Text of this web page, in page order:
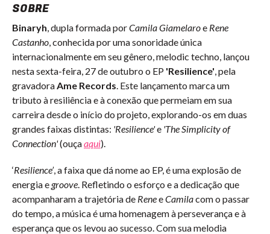
SOBRE
Binaryh, dupla formada porCamila Giamelaroe Rene
Castanho, conhecida por uma sonoridade única
internacionalmente em seu gênero, melodic techno, lançou
nesta sexta-feira, 27 de outubro o EP 'Resilience', pela
gravadoraAme Records. Este lançamento marca um
tributo à resiliência e à conexão que permeiam em sua
carreira desde o início do projeto, explorando-os em duas
grandes faixas distintas: 'Resilience'e 'The Simplicity of
Connection'(ouçaaqui).
‘Resilience’, a faixa que dá nome ao EP, é uma explosão de
energia egroove. Refletindo o esforço e a dedicação que
acompanharam a trajetória de ReneeCamilacom o passar
do tempo, a música é uma homenagem à perseverança e à
esperança que os levou ao sucesso. Com sua melodia